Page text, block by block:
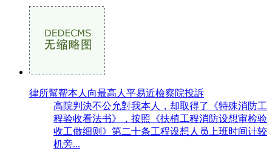
律所幫帮本人向最高人平易近檢察院投訴
高院判決不公允對我本人，却取得了《特殊消防工
程验收看法书》，按照《扶植工程消防设想审检验
收工做细则》第二十条工程设想人员上班时间计较
机旁...